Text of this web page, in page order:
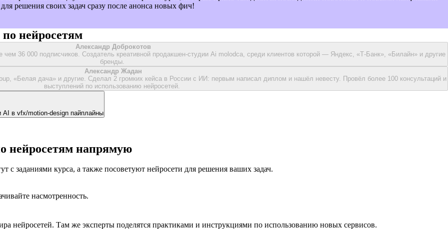
решения своих задач сразу после анонса новых фич!
нейросетям
Александр Доброкотов
36 000 подписчиков. Cоздатель креативной продакшен-студии Ai molodca, среди клиентов которой — Яндекс, «Т-Банк», «Билайн» и другие
бренды.
Александр Жадан
«Белая дача» и другие. Сделал 2 громких кейса в России с ИИ: первым написал диплом и нашёл невесту. Провёл более 100 консультаций и
выступлений по использованию нейросетей.
AI в vfx/motion-design пайплайны
нейросетям напрямую
с заданиями курса, а также посоветуют нейросети для решения ваших задач.
насмотренность.
нейросетей. Там же эксперты поделятся практиками и инструкциями по использованию новых сервисов.